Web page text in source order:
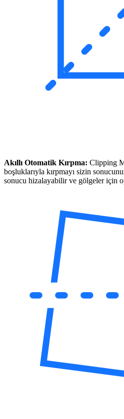
Akıllı Otomatik Kırpma: Clipping
boşluklarıyla kırpmayı sizin
sonucu hizalayabilir ve gölgeler için